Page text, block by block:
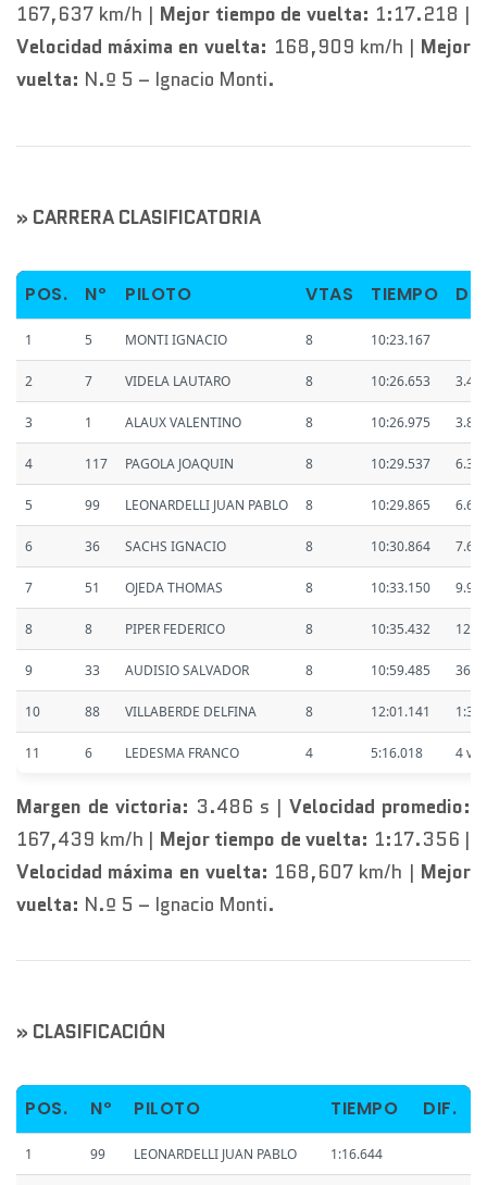
167,637 km/h | Mejor tiempo de vuelta: 1:17.218 |
Velocidad máxima en vuelta: 168,909 km/h | Mejor
vuelta: N.º 5 – Ignacio Monti.
» CARRERA CLASIFICATORIA
POS. Nº PILOTO VTAS TIEMPO
1 5 MONTI IGNACIO 8 10:23.167
2 7 VIDELA LAUTARO 8 10:26.653
3 1 ALAUX VALENTINO 8 10:26.975
4 117 PAGOLA JOAQUIN 8 10:29.537 6.37
5 99 LEONARDELLI JUAN PABLO 8 10:29.865
6 36 SACHS IGNACIO 8 10:30.864
7 51 OJEDA THOMAS 8 10:33.150
8 8 PIPER FEDERICO 8 10:35.432
9 33 AUDISIO SALVADOR 8 10:59.485
10 88 VILLABERDE DELFINA 8 12:01.141
11 6 LEDESMA FRANCO 4 5:16.018 4 vts
Margen de victoria: 3.486 s | Velocidad promedio:
167,439 km/h | Mejor tiempo de vuelta: 1:17.356 |
Velocidad máxima en vuelta: 168,607 km/h | Mejor
vuelta: N.º 5 – Ignacio Monti.
» CLASIFICACIÓN
POS. Nº PILOTO TIEMPO DIF.
1 99 LEONARDELLI JUAN PABLO 1:16.644